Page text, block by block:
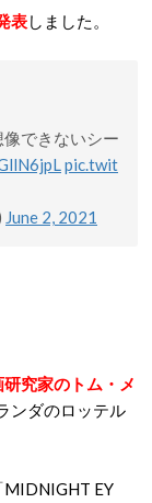
表しました。
できないシー
pic.twit
June 2, 2021
研究家のトム・メ
ンダのロッテル
MIDNIGHT EY